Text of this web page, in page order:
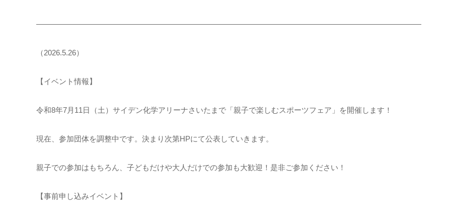
―――――――――――――――――――――――――――――――――――――――――――――――――――
（2026.5.26）
【イベント情報】
令和8年7月11日（土）サイデン化学アリーナさいたまで「親子で楽しむスポーツフェア」を開催します！
現在、参加団体を調整中です。決まり次第HPにて公表していきます。
親子での参加はもちろん、子どもだけや大人だけでの参加も大歓迎！是非ご参加ください！
【事前申し込みイベント】